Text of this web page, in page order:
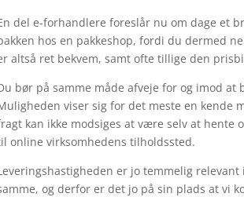
del e-forhandlere foreslår nu om dage et
hos en pakkeshop, fordi du dermed
altså ret bekvem, samt ofte tillige den
bør på samme måde afveje for og imod
viser sig for det meste en
kan ikke modsiges at være selv at
online virksomhedens tilholdssted.
er jo temmelig
og derfor er det jo på sin plads at vi